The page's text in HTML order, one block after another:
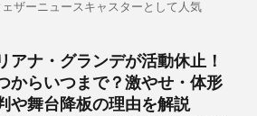
ェザーニュースキャスターとして人気
アナ・グランデが活動休止！
からいつまで？激やせ・体形
や舞台降板の理由を解説